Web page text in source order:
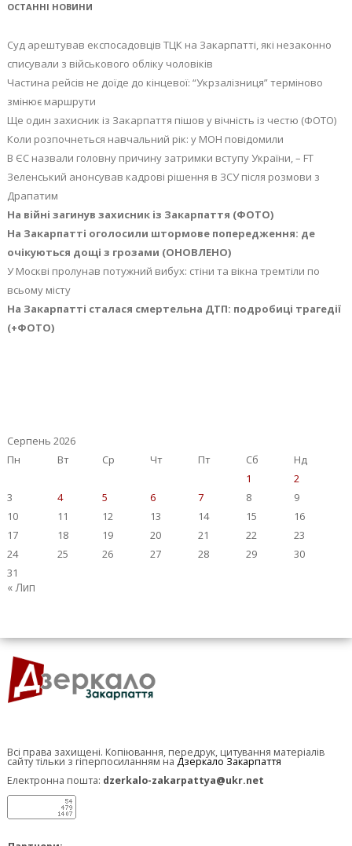
ОСТАННІ НОВИНИ
Суд арештував експосадовців ТЦК на Закарпатті, які незаконно
списували з військового обліку чоловіків
Частина рейсів не доїде до кінцевої: “Укрзалізниця” терміново
змінює маршрути
Ще один захисник із Закарпаття пішов у вічність із честю (ФОТО)
Коли розпочнеться навчальний рік: у МОН повідомили
В ЄС назвали головну причину затримки вступу України, – FT
Зеленський анонсував кадрові рішення в ЗСУ після розмови з
Драпатим
На війні загинув захисник із Закарпаття (ФОТО)
На Закарпатті оголосили штормове попередження: де
очікуються дощі з грозами (ОНОВЛЕНО)
У Москві пролунав потужний вибух: стіни та вікна тремтіли по
всьому місту
На Закарпатті сталася смертельна ДТП: подробиці трагедії
(+ФОТО)
Серпень 2026
Пн
Вт Ср Чт Пт Сб
Нд
1
2
3
4 5 6 7 8
9
10
11 12 13 14 15
16
17
18 19 20 21 22
23
24
25 26 27 28 29
30
31
« Лип
Всі права захищені. Копіювання, передрук, цитування матеріалів
сайту тільки з гіперпосиланням на Дзеркало Закарпаття
Електронна пошта: dzerkalo-zakarpattya@ukr.net